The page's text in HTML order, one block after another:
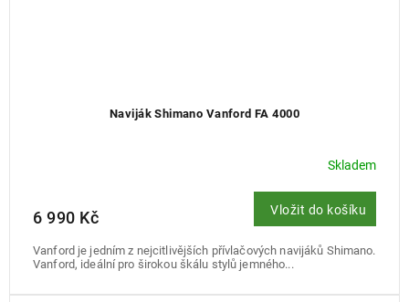
Naviják Shimano Vanford FA 4000
Skladem
6 990 Kč Vložit do košíku
Vanford je jedním z nejcitlivějších přívlačových navijáků Shimano.
Vanford, ideální pro širokou škálu stylů jemného...